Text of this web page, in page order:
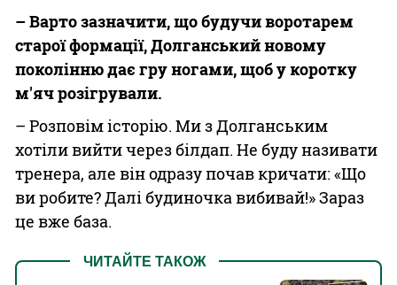
– Варто зазначити, що будучи воротарем
старої формації, Долганський новому
поколінню дає гру ногами, щоб у коротку
м'яч розігрували.
– Розповім історію. Ми з Долганським
хотіли вийти через білдап. Не буду називати
тренера, але він одразу почав кричати: «Що
ви робите? Далі будиночка вибивай!» Зараз
це вже база.
ЧИТАЙТЕ ТАКОЖ